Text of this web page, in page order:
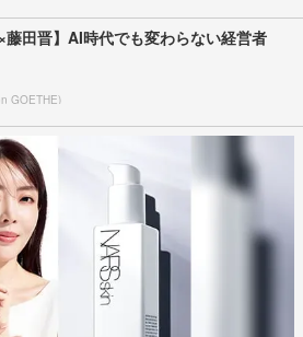
×藤田晋】AI時代でも変わらない経営者
GOETHE)